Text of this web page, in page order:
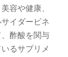
容や健康、
イダービネ
酢酸を関与
るサプリメ